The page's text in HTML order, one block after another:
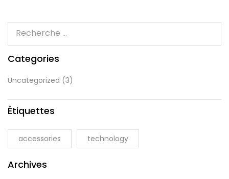
Categories
Uncategorized (3)
Étiquettes
accessories technology
Archives